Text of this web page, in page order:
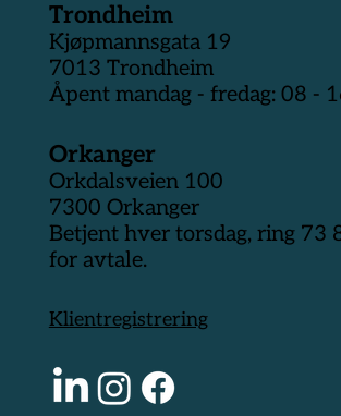
Trondheim
Kjøpmannsgata 19
7013 Trondheim
Åpent mandag - fredag: 08 -
Orkanger
Orkdalsveien 100
7300 Orkanger
Betjent hver torsdag, ring 73
for avtale.
Klientregistrering